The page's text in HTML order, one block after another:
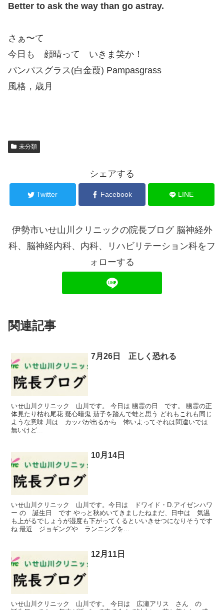
Better to ask the way than go astray.
さぁ〜て
今日も 顔晴って いきま笑か！
パンパスグラス(白金葭) Pampasgrass
風格，歳月
未分類
シェアする
Twitter Facebook LINE
伊勢市いせ山川クリニックの院長ブログ 脳神経外
科、脳神経内科、内科、リハビリテーション科をフ
ォローする
関連記事
7月26日 正しく恐れる
いせ山川クリニック 山川です。 今日は 幽霊の日 です。 幽霊の正
体見たり枯れ尾花 疑心暗鬼 茄子を踏んで蛙と思う どれもこれも同じ
ような意味 川は カッパが出るから 怖いよってそれは間違いでは
無いけど...
10月14日
いせ山川クリニック 山川です。今日は ドワイド・D.アイゼンハワ
ー の 誕生日 です やっと秋めいてきましたねまだ、日中は 気温
も上がるでしょうが湿度も下がってくるといいきせつになりそうです
ね 最近 ジョギングや ランニングを...
12月11日
いせ山川クリニック 山川です。 今日は 広瀬アリス さん の